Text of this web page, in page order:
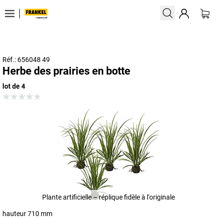
Réf.: 656048 49
Herbe des prairies en botte
lot de 4
Plante artificielle – réplique fidèle à l'originale
hauteur 710 mm